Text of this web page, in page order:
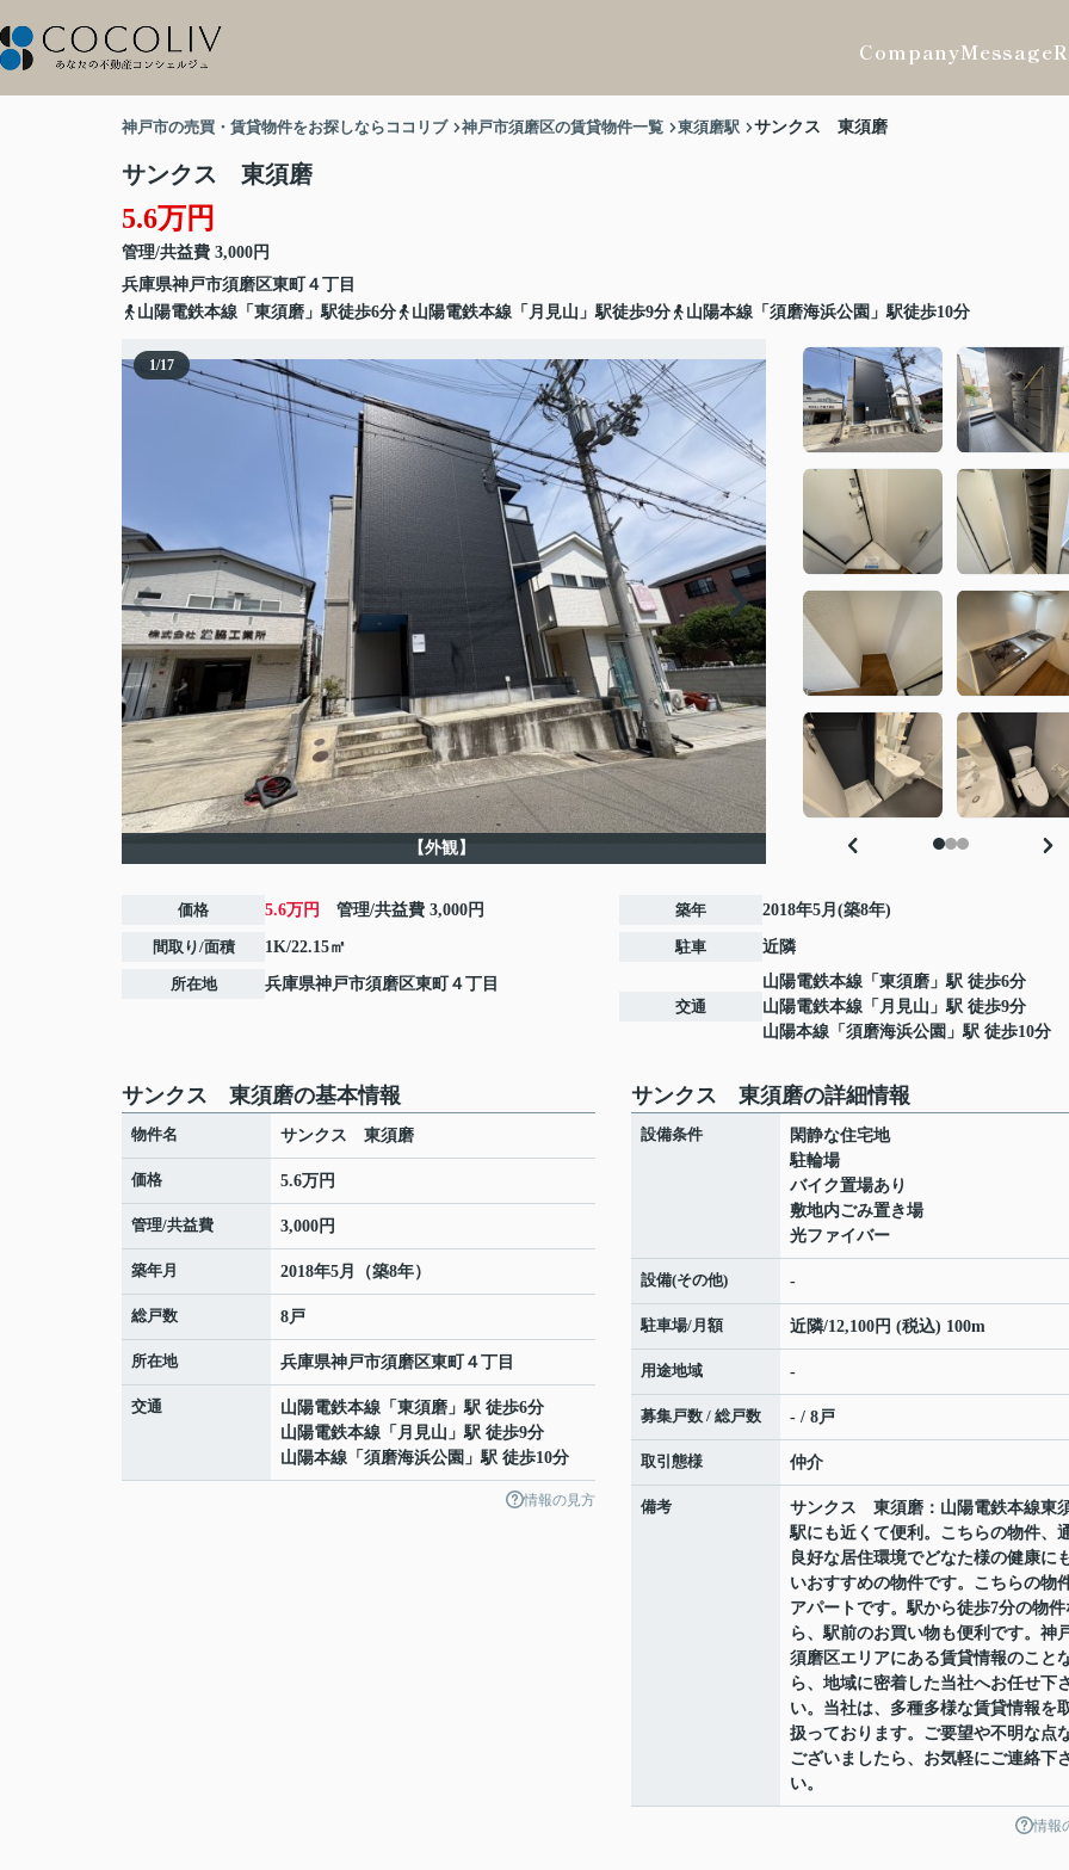
CompanyMessage
神戸市の売買・賃貸物件をお探しならココリブ 神戸市須磨区の賃貸物件一覧 東須磨駅 サンクス 東須磨
サンクス 東須磨
5.6万円
管理/共益費 3,000円
兵庫県神戸市須磨区東町
４丁目
山陽電鉄本線「東須磨」駅徒歩6分
山陽電鉄本線「月見山」駅徒歩9分 山陽本線「須磨海浜公園」駅徒歩10分
1/17
【外観】
価格 5.6万円 管理/共益費 3,000円
間取り/面積 1K/22.15㎡
所在地 兵庫県神戸市須磨区東町 ４丁目
築年 2018年5月(築8年)
駐車 近隣
交通
山陽電鉄本線 「 東須磨 」駅 徒歩6分
山陽電鉄本線 「 月見山 」駅 徒歩9分
山陽本線 「 須磨海浜公園 」駅 徒歩10分
サンクス 東須磨の基本情報
物件名 サンクス 東須磨
価格 5.6万円
管理/共益費 3,000円
築年月 2018年5月（築8年）
総戸数 8戸
所在地 兵庫県神戸市須磨区東町 ４丁目
交通 山陽電鉄本線 「 東須磨 」駅 徒歩6分
山陽電鉄本線 「 月見山 」駅 徒歩9分
山陽本線 「 須磨海浜公園 」駅 徒歩10分
情報の見方
サンクス 東須磨の詳細情報
設備条件
閑静な住宅地
駐輪場
バイク置場あり
敷地内ごみ置き場
光ファイバー
設備(その他) -
駐車場/月額 近隣/12,100円 (税込) 100m
用途地域 -
募集戸数 / 総戸数 - / 8戸
取引態様 仲介
備考
サンクス 東須磨：山陽電鉄本線東
駅にも近くて便利。こちらの物件、
良好な居住環境でどなた様の健康に
いおすすめの物件です。こちらの物
アパートです。駅から徒歩7分の物件
ら、駅前のお買い物も便利です。神
須磨区エリアにある賃貸情報のこと
ら、地域に密着した当社へお任せ下
い。当社は、多種多様な賃貸情報を
扱っております。ご要望や不明な点
ございましたら、お気軽にご連絡下
い。
情報